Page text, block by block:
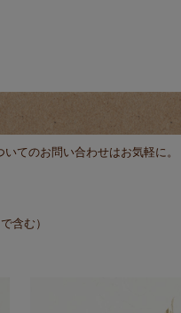
てのお問い合わせはお気軽に。
含む）